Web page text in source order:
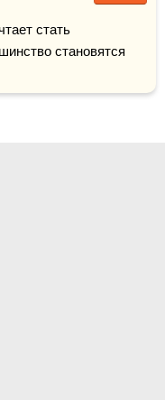
стать
становятся